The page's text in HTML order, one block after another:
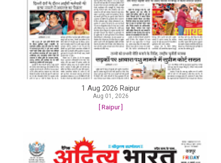
1 Aug 2026 Raipur
Aug 01, 2026
[ Raipur ]